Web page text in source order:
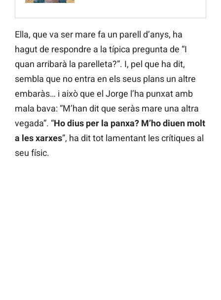
Ella, que va ser mare fa un parell d’anys, ha
hagut de respondre a la típica pregunta de “I
quan arribarà la parelleta?”. I, pel que ha dit,
sembla que no entra en els seus plans un altre
embaràs… i això que el Jorge l’ha punxat amb
mala bava: “M’han dit que seràs mare una altra
vegada”. “Ho dius per la panxa? M’ho diuen molt
a les xarxes”, ha dit tot lamentant les crítiques al
seu físic.